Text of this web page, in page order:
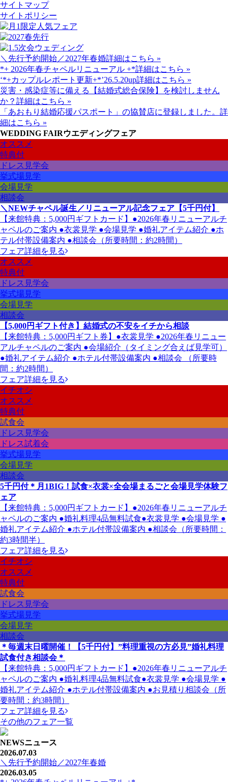
サイトマップ
サイトポリシー
＼先行予約開始／2027年春婚詳細はこちら »
*+ 2026年春チャペルリニューアル +*詳細はこちら »
‘*+カップルレポート更新+*’26.5.20up詳細はこちら »
災害・感染症等に備える【結婚式総合保険】を検討しません
か？ 詳細はこちら »
「あおもり結婚応援パスポート」の協賛店に登録しました。 詳
細はこちら »
WEDDING FAIRウエディングフェア
オススメ
特典付
ドレス見学会
挙式場見学
会場見学
相談会
＼NEWチャペル誕生／リニューアル記念フェア【5千円付】
【来館特典：5,000円ギフトカード】●2026年春リニューアルチ
ャペルのご案内 ●衣裳見学 ●会場見学 ●婚礼アイテム紹介 ●ホ
テル付帯設備案内 ●相談会（所要時間：約2時間）
フェア詳細を見る
オススメ
特典付
ドレス見学会
挙式場見学
会場見学
相談会
【5,000円ギフト付き】結婚式の不安をイチから相談
【来館特典：5,000円ギフト券】●衣裳見学 ●2026年春リニュー
アルチャペルのご案内 ●会場紹介（タイミング合えば見学可）
●婚礼アイテム紹介 ●ホテル付帯設備案内 ●相談会 （所要時
間：約2時間）
フェア詳細を見る
イチオシ
オススメ
特典付
試食会
ドレス見学会
ドレス試着会
挙式場見学
会場見学
相談会
5千円付＊月1BIG！試食×衣裳×全会場まるごと会場見学体験フ
ェア
【来館特典：5,000円ギフトカード】●2026年春リニューアルチ
ャペルのご案内 ●婚礼料理4品無料試食●衣裳見学 ●会場見学 ●
婚礼アイテム紹介 ●ホテル付帯設備案内 ●相談会（所要時間：
約3時間半）
フェア詳細を見る
イチオシ
オススメ
特典付
試食会
ドレス見学会
挙式場見学
会場見学
相談会
＊毎週末日曜開催！【5千円付】”料理重視の方必見”婚礼料理
試食付き相談会＊
【来館特典：5,000円ギフトカード】●2026年春リニューアルチ
ャペルのご案内 ●婚礼料理4品無料試食●衣裳見学 ●会場見学 ●
婚礼アイテム紹介 ●ホテル付帯設備案内 ●お見積り相談会（所
要時間：約3時間）
フェア詳細を見る
その他のフェア一覧
NEWSニュース
2026.07.03
＼先行予約開始／2027年春婚
2026.03.05